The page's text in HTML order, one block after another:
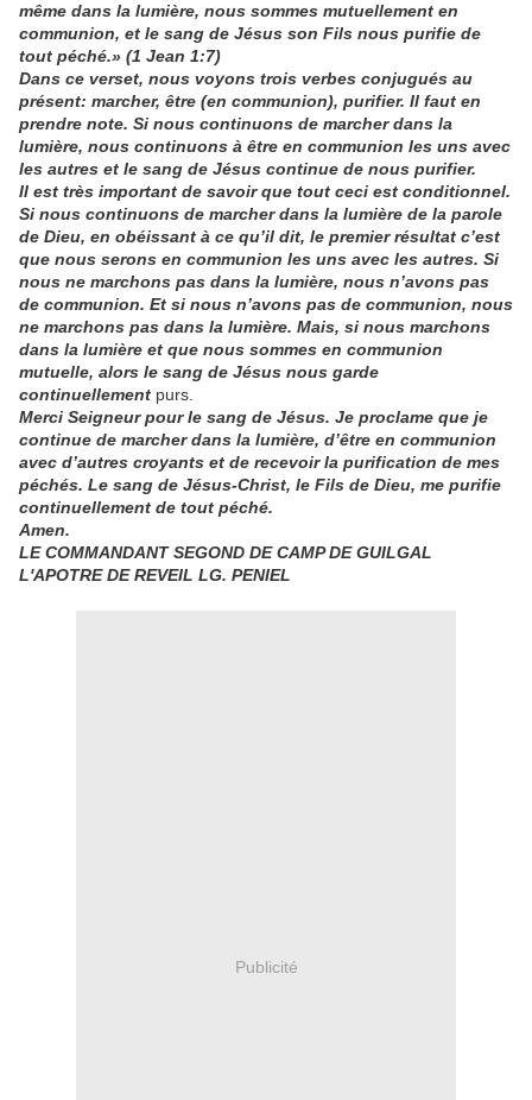
même dans la lumière, nous sommes mutuellement en
communion, et le sang de Jésus son Fils nous purifie de
tout péché.» (1 Jean 1:7)
Dans ce verset, nous voyons trois verbes conjugués au
présent: marcher, être (en communion), purifier. Il faut en
prendre note. Si nous continuons de marcher dans la
lumière, nous continuons à être en communion les uns avec
les autres et le sang de Jésus continue de nous purifier.
Il est très important de savoir que tout ceci est conditionnel.
Si nous continuons de marcher dans la lumière de la parole
de Dieu, en obéissant à ce qu’il dit, le premier résultat c’est
que nous serons en communion les uns avec les autres. Si
nous ne marchons pas dans la lumière, nous n’avons pas
de communion. Et si nous n’avons pas de communion, nous
ne marchons pas dans la lumière. Mais, si nous marchons
dans la lumière et que nous sommes en communion
mutuelle, alors le sang de Jésus nous garde
continuellement purs.
Merci Seigneur pour le sang de Jésus. Je proclame que je
continue de marcher dans la lumière, d’être en communion
avec d’autres croyants et de recevoir la purification de mes
péchés. Le sang de Jésus-Christ, le Fils de Dieu, me purifie
continuellement de tout péché.
Amen.
LE COMMANDANT SEGOND DE CAMP DE GUILGAL
L'APOTRE DE REVEIL LG. PENIEL
Publicité